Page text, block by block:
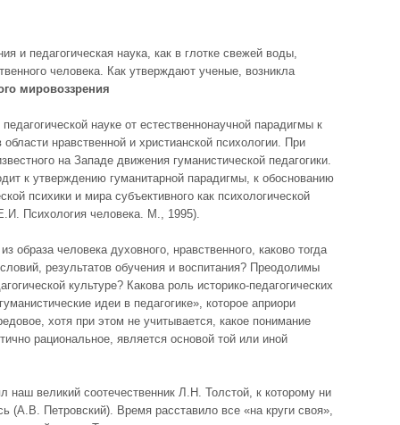
и педагогическая наука, как в глотке свежей воды,
человека. Как утверждают ученые, возникла
мировоззрения
науке от естественнонаучной парадигмы к
нравственной и христианской психологии. При
на Западе движения гуманистической педагогики.
к утверждению гуманитарной парадигмы, к обоснованию
психики и мира субъективного как психологической
Психология человека. М., 1995).
образа человека духовного, нравственного, каково тогда
результатов обучения и воспитания? Преодолимы
культуре? Какова роль историко-педагогических
идеи в педагогике», которое априори
хотя при этом не учитывается, какое понимание
рациональное, является основой той или иной
наш великий соотечественник Л.Н. Толстой, к которому ни
(А.В. Петровский). Время расставило все «на круги своя»,